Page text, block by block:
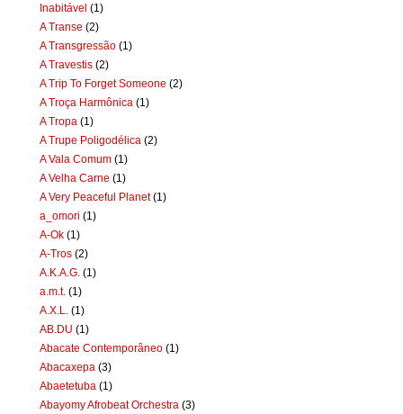
Inabitável (1)
A Transe (2)
A Transgressão (1)
A Travestis (2)
A Trip To Forget Someone (2)
A Troça Harmônica (1)
A Tropa (1)
A Trupe Poligodélica (2)
A Vala Comum (1)
A Velha Carne (1)
A Very Peaceful Planet (1)
a_omori (1)
A-Ok (1)
A-Tros (2)
A.K.A.G. (1)
a.m.t. (1)
A.X.L.
(1)
AB.DU (1)
Abacate Contemporâneo (1)
Abacaxepa (3)
Abaetetuba (1)
Abayomy Afrobeat Orchestra (3)